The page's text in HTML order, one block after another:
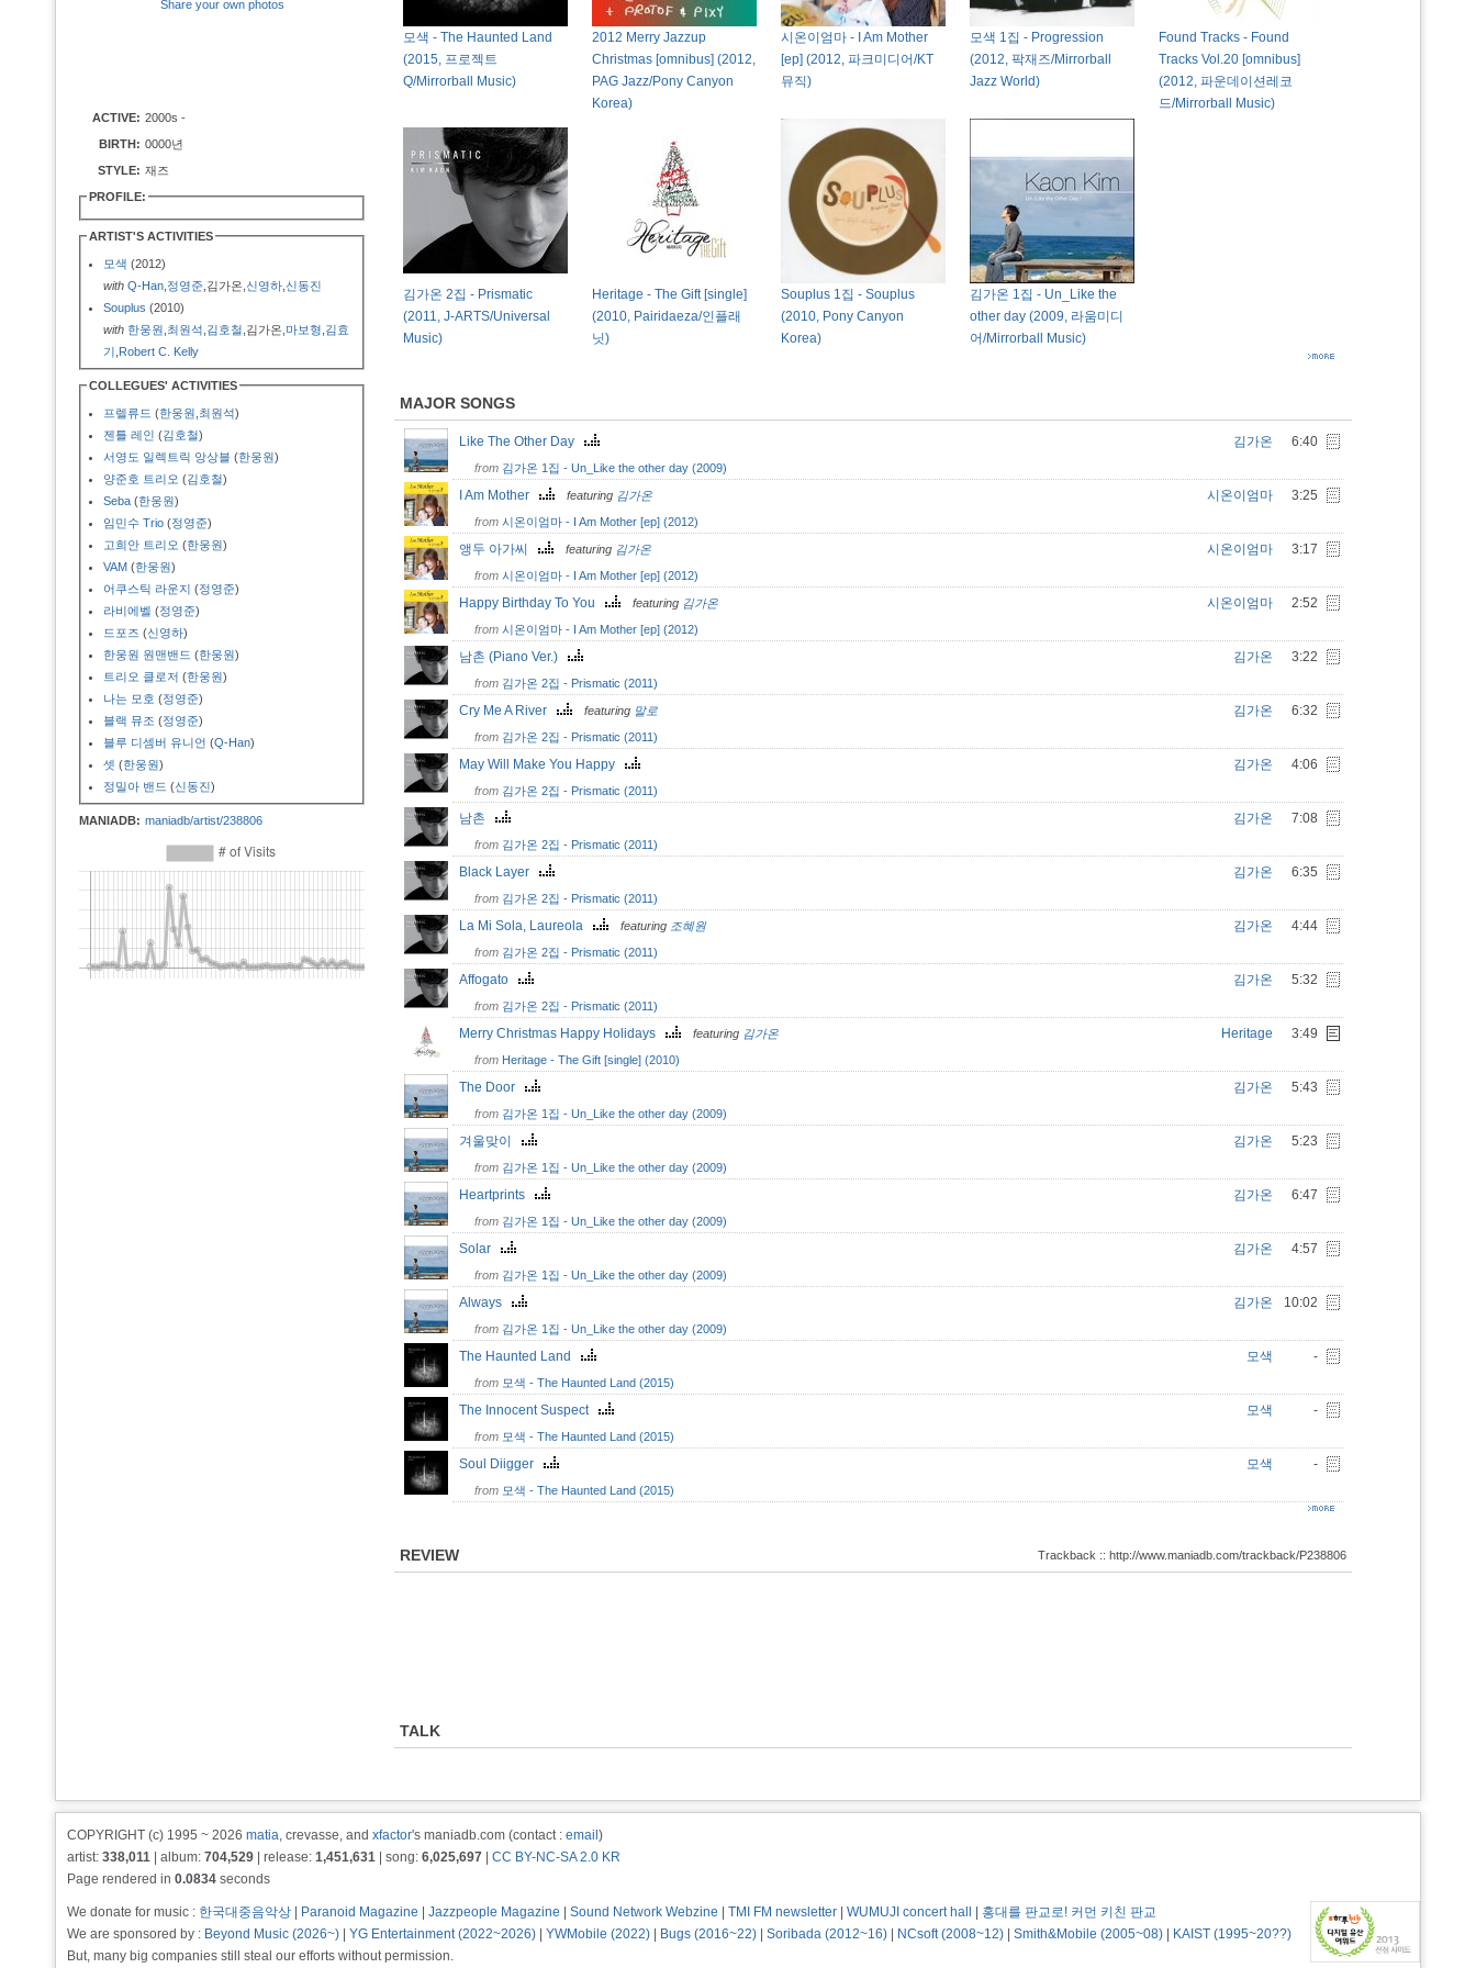
Share your own photos
ACTIVE: 2000s -
BIRTH: 0000년
STYLE: 재즈
PROFILE:
ARTIST'S ACTIVITIES
모색 (2012)
with Q-Han 정영준 ,김가온, 신영하 신동진
Souplus (2010)
with 한웅원 최원석 김호철 ,김가온, 마보형 김효
기 Robert C. Kelly
COLLEGUES' ACTIVITIES
프렐류드 (한웅원 최원석)
젠틀 레인 (김호철)
서영도 일렉트릭 앙상블 (한웅원)
양준호 트리오 (김호철)
Seba (한웅원)
임민수 Trio (정영준)
고희안 트리오 (한웅원)
VAM (한웅원)
어쿠스틱 라운지 (정영준)
라비에벨 (정영준)
드포즈 (신영하)
한웅원 원맨밴드 (한웅원)
트리오 클로저 (한웅원)
나는 모호 (정영준)
블랙 뮤조 (정영준)
블루 디셈버 유니언 (Q-Han)
셋 (한웅원)
정밀아 밴드 (신동진)
MANIADB: maniadb/artist/238806
모색 - The Haunted Land
(2015, 프로젝트
Q/Mirrorball Music)
2012 Merry Jazzup
Christmas [omnibus] (2012,
PAG Jazz/Pony Canyon
Korea)
시온이엄마 - I Am Mother
[ep] (2012, 파크미디어/KT
뮤직)
모색 1집 - Progression
(2012, 팍재즈/Mirrorball
Jazz World)
Found Tracks - Found
Tracks Vol.20 [omnibus]
(2012, 파운데이션레코
드/Mirrorball Music)
김가온 2집 - Prismatic
(2011, J-ARTS/Universal
Music)
Heritage - The Gift [single]
(2010, Pairidaeza/인플래
닛)
Souplus 1집 - Souplus
(2010, Pony Canyon
Korea)
김가온 1집 - Un_Like the
other day (2009, 라움미디
어/Mirrorball Music)
MAJOR SONGS
Like The Other Day 김가온 6:40
from 김가온 1집 - Un_Like the other day (2009)
I Am Mother featuring 김가온 시온이엄마 3:25
from 시온이엄마 - I Am Mother [ep] (2012)
앵두 아가씨 featuring 김가온 시온이엄마 3:17
from 시온이엄마 - I Am Mother [ep] (2012)
Happy Birthday To You featuring 김가온 시온이엄마 2:52
from 시온이엄마 - I Am Mother [ep] (2012)
남촌 (Piano Ver.) 김가온 3:22
from 김가온 2집 - Prismatic (2011)
Cry Me A River featuring 말로 김가온 6:32
from 김가온 2집 - Prismatic (2011)
May Will Make You Happy 김가온 4:06
from 김가온 2집 - Prismatic (2011)
남촌 김가온 7:08
from 김가온 2집 - Prismatic (2011)
Black Layer 김가온 6:35
from 김가온 2집 - Prismatic (2011)
La Mi Sola, Laureola featuring 조혜원 김가온 4:44
from 김가온 2집 - Prismatic (2011)
Affogato 김가온 5:32
from 김가온 2집 - Prismatic (2011)
Merry Christmas Happy Holidays featuring 김가온 Heritage 3:49
from Heritage - The Gift [single] (2010)
The Door 김가온 5:43
from 김가온 1집 - Un_Like the other day (2009)
겨울맞이 김가온 5:23
from 김가온 1집 - Un_Like the other day (2009)
Heartprints 김가온 6:47
from 김가온 1집 - Un_Like the other day (2009)
Solar 김가온 4:57
from 김가온 1집 - Un_Like the other day (2009)
Always 김가온 10:02
from 김가온 1집 - Un_Like the other day (2009)
The Haunted Land 모색 -
from 모색 - The Haunted Land (2015)
The Innocent Suspect 모색 -
from 모색 - The Haunted Land (2015)
Soul Diigger 모색 -
from 모색 - The Haunted Land (2015)
REVIEW Trackback :: http://www.maniadb.com/trackback/P238806
TALK
COPYRIGHT (c) 1995 ~ 2026 matia, crevasse, and xfactor's maniadb.com (contact : email )
artist: 338,011 | album: 704,529 | release: 1,451,631 | song: 6,025,697
CC BY-NC-SA 2.0 KR
Page rendered in 0.0834 seconds
We donate for music : 한국대중음악상 Paranoid Magazine Jazzpeople Magazine Sound Network Webzine TMI FM newsletter WUMUJI concert hall
홍대를 판교로! 커먼 키친 판교
We are sponsored by : Beyond Music (2026~) YG Entertainment (2022~2026) YWMobile (2022) Bugs (2016~22) Soribada (2012~16) NCsoft (2008~12) Smith&Mobile (2005~08)
KAIST (1995~20??)
But, many big companies still steal our efforts without permission.